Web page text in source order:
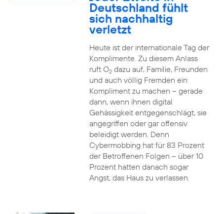
Deutschland fühlt
sich nachhaltig
verletzt
Heute ist der internationale Tag der
Komplimente. Zu diesem Anlass
ruft O2dazu auf, Familie, Freunden
und auch völlig Fremden ein
Kompliment zu machen – gerade
dann, wenn ihnen digital
Gehässigkeit entgegenschlägt, sie
angegriffen oder gar offensiv
beleidigt werden. Denn
Cybermobbing hat für 83 Prozent
der Betroffenen Folgen – über 10
Prozent hatten danach sogar
Angst, das Haus zu verlassen.